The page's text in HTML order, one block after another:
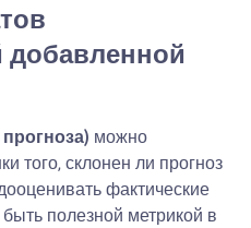
добавленной
можно
того, склонен ли прогноз
фактические
полезной метрикой в